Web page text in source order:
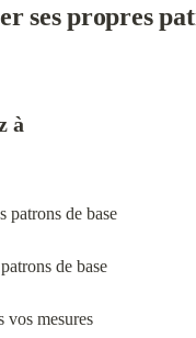
ses propres
à
patrons de base
de base
vos mesures